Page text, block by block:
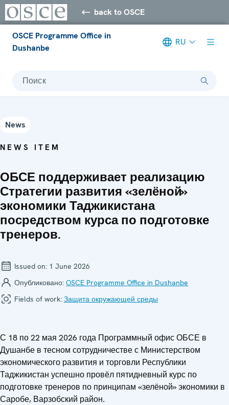
back to OSCE
OSCE Programme Office in
Dushanbe
RU
Поиск
News
NEWS ITEM
ОБСЕ поддерживает реализацию
Стратегии развития «зелёной»
экономики Таджикистана
посредством курса по подготовке
тренеров.
Issued on: 1 June 2026
Опубликовано: OSCE Programme Office in Dushanbe
Fields of work: Защита окружающей среды
С 18 по 22 мая 2026 года Программный офис ОБСЕ в
Душанбе в тесном сотрудничестве с Министерством
экономического развития и торговли Республики
Таджикистан успешно провёл пятидневный курс по
подготовке тренеров по принципам «зелёной» экономики в
Саробе, Варзобский район.